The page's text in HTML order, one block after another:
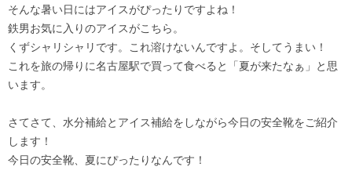
そんな暑い日にはアイスがぴったりですよね！
鉄男お気に入りのアイスがこちら。
くずシャリシャリです。これ溶けないんですよ。そしてうまい！
これを旅の帰りに名古屋駅で買って食べると「夏が来たなぁ」と思
います。
さてさて、水分補給とアイス補給をしながら今日の安全靴をご紹介
します！
今日の安全靴、夏にぴったりなんです！